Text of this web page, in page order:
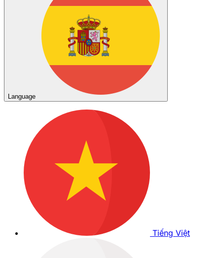
Language
Tiếng Việt